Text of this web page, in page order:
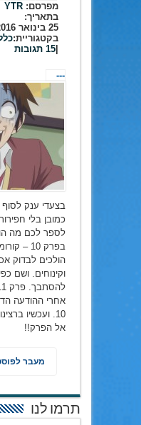
מפרסם:YTR
בתאריך:
25 בינואר 2016
בקטגוריית:
|15 תגובות
---
כמובן בלי
לספר לכם מה
בפרק 10
הולכים לבדוק
וקינוחים. ושם
אחרי ההודעה
10. ועכשיו
אל הפרק!!
מעבר
תרמו לנו